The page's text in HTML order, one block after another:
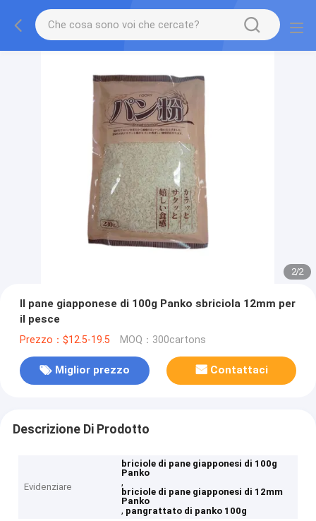
2/2
Il pane giapponese di 100g Panko sbriciola 12mm per
il pesce
Prezzo：$12.5-19.5 MOQ：300cartons
Miglior prezzo Contattaci
Descrizione Di Prodotto
Evidenziare
briciole di pane giapponesi di 100g
Panko
,
briciole di pane giapponesi di 12mm
Panko
, pangrattato di panko 100g